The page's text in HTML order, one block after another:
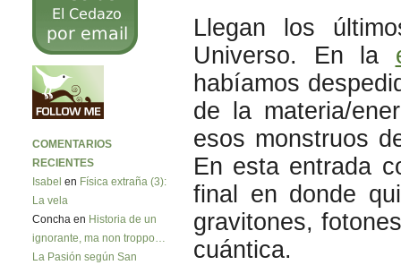
Llegan los
Universo. En la
habíamos
de la materia/
esos monstruos
En esta entrada
final en donde
gravitones,
cuántica.
COMENTARIOS
RECIENTES
Isabel en Física extraña (3):
La vela
Concha en Historia de un
ignorante, ma non troppo…
La Pasión según San